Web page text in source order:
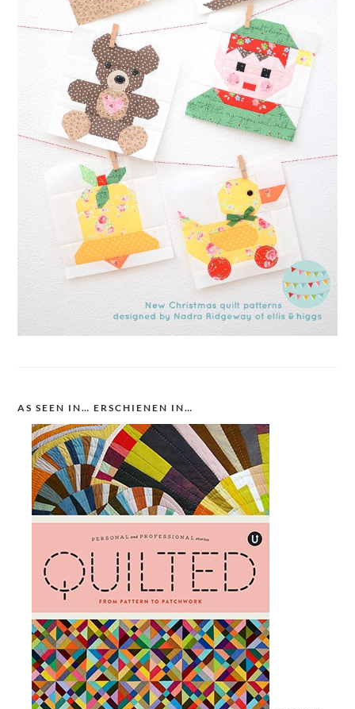
AS SEEN IN… ERSCHIENEN IN…